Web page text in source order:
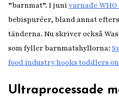
”barnmat”. I junivarnade
bebispuréer, bland annat
tänderna. Nu skriver också
som fyller barnmatshyllorna:
food industry hooks toddlers
Ultraprocessade